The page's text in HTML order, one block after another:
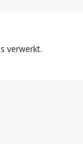
verwerkt.